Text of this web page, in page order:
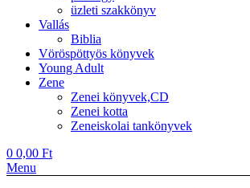
üzleti szakkönyv
Vallás
Biblia
Vöröspöttyös könyvek
Young Adult
Zene
Zenei könyvek,CD
Zenei kotta
Zeneiskolai tankönyvek
0 0,00 Ft
Menu